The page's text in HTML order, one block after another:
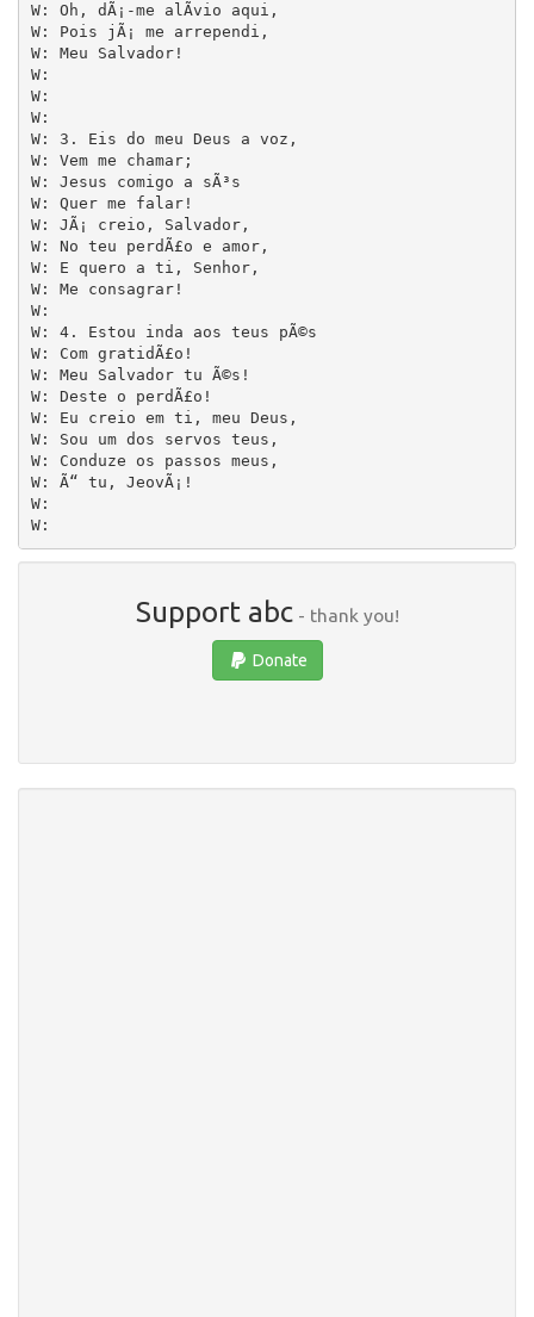
W: Oh, dÃ¡-me alÃ­vio aqui,
W: Pois jÃ¡ me arrependi,
W: Meu Salvador!
W:
W:
W:
W: 3. Eis do meu Deus a voz,
W: Vem me chamar;
W: Jesus comigo a sÃ³s
W: Quer me falar!
W: JÃ¡ creio, Salvador,
W: No teu perdÃ£o e amor,
W: E quero a ti, Senhor,
W: Me consagrar!
W:
W: 4. Estou inda aos teus pÃ©s
W: Com gratidÃ£o!
W: Meu Salvador tu Ã©s!
W: Deste o perdÃ£o!
W: Eu creio em ti, meu Deus,
W: Sou um dos servos teus,
W: Conduze os passos meus,
W: Ã“ tu, JeovÃ¡!
W:
Support abc- thank you!
Donate